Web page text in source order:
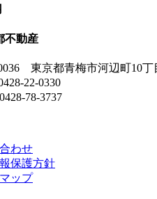
不動産
東京都青梅市河辺町10丁
22-0330
78-3737
わせ
保護方針
ップ